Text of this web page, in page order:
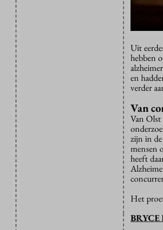
Uit
hebben
en
verder
Van
Van Olst
zijn in
mensen
heeft
Het
BRYCE